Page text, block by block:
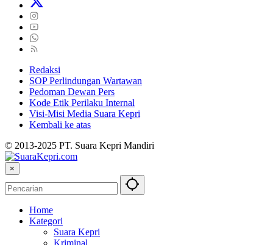
Redaksi
SOP Perlindungan Wartawan
Pedoman Dewan Pers
Kode Etik Perilaku Internal
Visi-Misi Media Suara Kepri
Kembali ke atas
© 2013-2025 PT. Suara Kepri Mandiri
×
Home
Kategori
Suara Kepri
Kriminal